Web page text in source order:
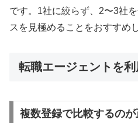
です。1社に絞らず、2〜3社
スを見極めることをおすすめ
転職エージェントを
複数登録で比較するのが